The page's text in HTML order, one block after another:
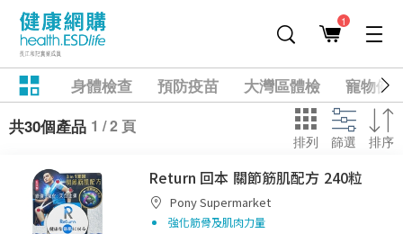
1
身體檢查 預防疫苗 大灣區體檢
寵物健
共30個產品 1 / 2 頁
排列 篩選 排序
Return 回本 關節筋肌配方 240粒
Pony Supermarket
強化筋骨及肌肉力量